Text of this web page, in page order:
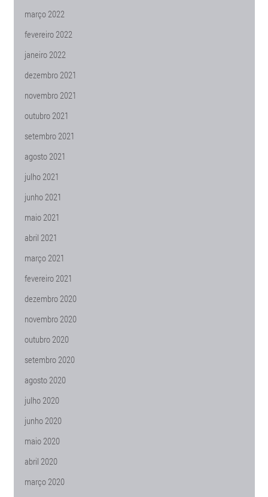
março 2022
fevereiro 2022
janeiro 2022
dezembro 2021
novembro 2021
outubro 2021
setembro 2021
agosto 2021
julho 2021
junho 2021
maio 2021
abril 2021
março 2021
fevereiro 2021
dezembro 2020
novembro 2020
outubro 2020
setembro 2020
agosto 2020
julho 2020
junho 2020
maio 2020
abril 2020
março 2020